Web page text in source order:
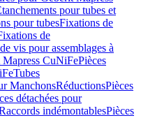
pour tubes et
pour tubesFixations de
de
vis pour assemblages à
Mapress CuNiFePièces
Tubes
ManchonsRéductionsPièces
détachées pour
indémontablesPièces